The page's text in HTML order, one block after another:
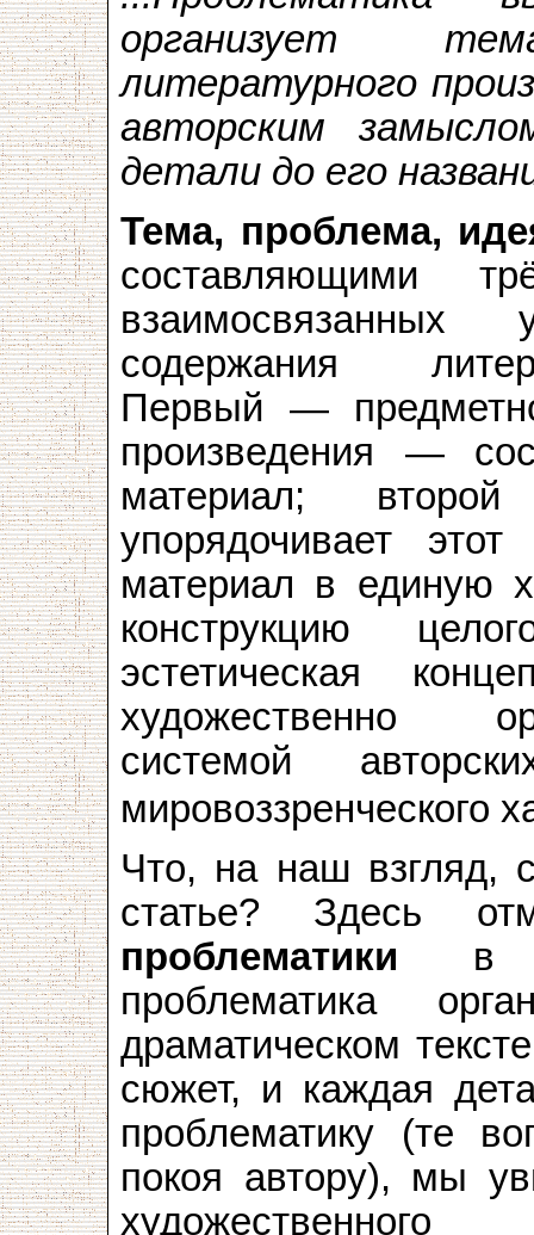
организует
литературного
авторским
детали до его
Тема, проблема,
составляющими
взаимосвязанных
содержания
Первый —
произведения —
материал;
упорядочивает
материал в единую
конструкцию
эстетическая
художественно
системой
мировоззренческого
Что, на наш взгляд,
статье? Здесь
проблематики в
проблематика
драматическом
сюжет, и каждая
проблематику (те
покоя автору), мы